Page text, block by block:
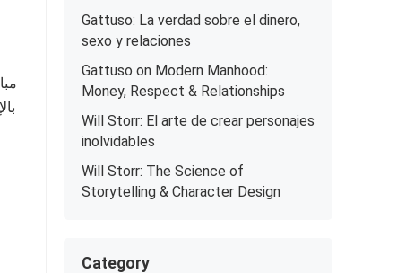
Gattuso: La verdad sobre el dinero,
sexo y relaciones
Gattuso on Modern Manhood:
Money, Respect & Relationships
Will Storr: El arte de crear personajes
inolvidables
Will Storr: The Science of
Storytelling & Character Design
Category